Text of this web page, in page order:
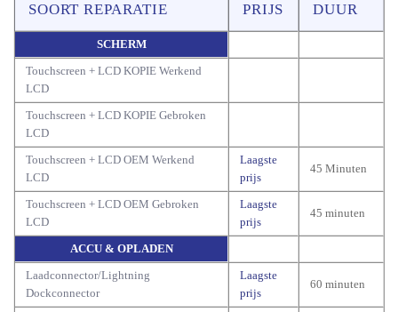
SOORT REPARATIE PRIJS DUUR
SCHERM
Touchscreen + LCD KOPIE Werkend
LCD
Touchscreen + LCD KOPIE Gebroken
LCD
Touchscreen + LCD OEM Werkend
LCD
Laagste
prijs
45 Minuten
Touchscreen + LCD OEM Gebroken
LCD
Laagste
prijs
45 minuten
ACCU & OPLADEN
Laadconnector/Lightning
Dockconnector
Laagste
prijs
60 minuten